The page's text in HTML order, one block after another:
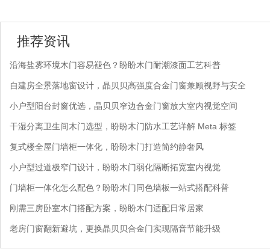
推荐资讯
沿海盐雾环境木门容易褪色？盼盼木门耐潮漆面工艺科普
自建房全景落地窗设计，晶贝贝高强度合金门窗兼顾视野与安全
小户型阳台封窗优选，晶贝贝窄边合金门窗放大室内视觉空间
干湿分离卫生间木门选型，盼盼木门防水工艺详解 Meta 标签
复式楼全屋门墙柜一体化，盼盼木门打造简约静奢风
小户型过道极窄门设计，盼盼木门弱化隔断拓宽室内视觉
门墙柜一体化怎么配色？盼盼木门同色墙板一站式搭配科普
刚需三房卧室木门搭配方案，盼盼木门适配日常居家
老房门窗翻新避坑，更换晶贝贝合金门实现隔音节能升级